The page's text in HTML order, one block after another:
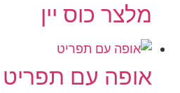
מלצר כוס יין
אופה עם תפריט